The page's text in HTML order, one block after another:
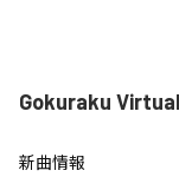
Gokuraku
新曲情報